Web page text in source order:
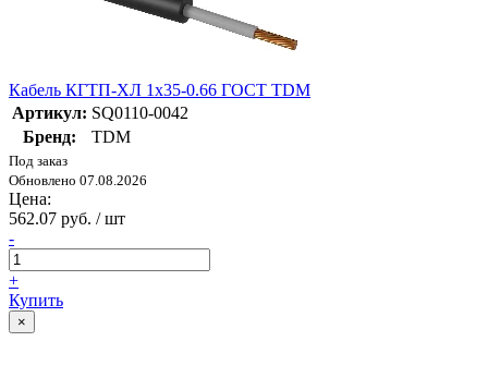
Кабель КГТП-ХЛ 1х35-0.66 ГОСТ TDM
Артикул: SQ0110-0042
Бренд:
TDM
Под заказ
Обновлено 07.08.2026
Цена:
562.07 руб. / шт
-
+
Купить
×